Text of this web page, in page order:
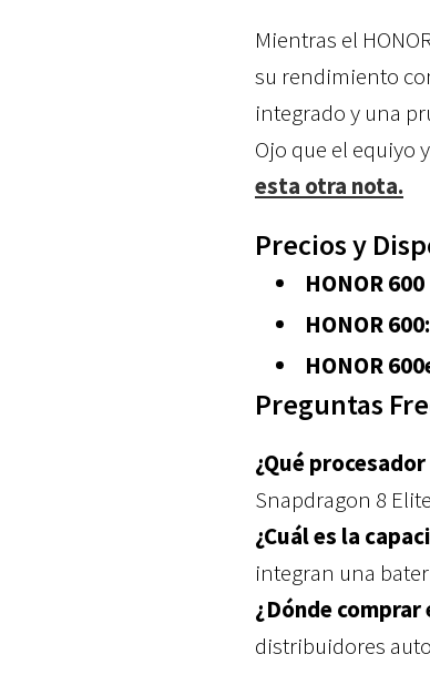
Mientras el
su rendimiento
integrado y una
Ojo que el equiyo
esta otra nota.
Precios y
HONOR
HONOR 600:
HONOR
Preguntas
¿Qué
Snapdragon 8
¿Cuál es la
integran una
¿Dónde comprar
distribuidores